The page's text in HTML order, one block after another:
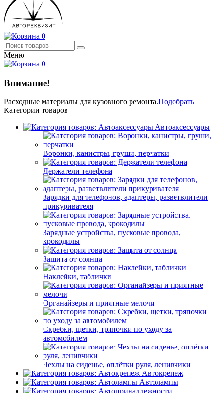
0
Меню
0
Внимание!
Расходные материалы для кузовного ремонта.Подобрать
Категории товаров
Автоаксессуары
Воронки, канистры, груши, перчатки
Держатели телефона
Зарядки для телефонов, адаптеры, разветвлители
прикуривателя
Зарядные устройства, пусковые провода,
крокодилы
Защита от солнца
Наклейки, таблички
Органайзеры и приятные мелочи
Скребки, щетки, тряпочки по уходу за
автомобилем
Чехлы на сиденье, оплётки руля, ленивчики
Автокрепёж
Автолампы